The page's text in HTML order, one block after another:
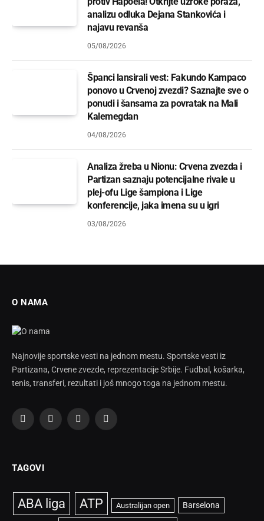
analizu odluka Dejana Stankovića i
najavu revanša
05/08/2026
Španci lansirali vest: Fakundo Kampaco
ponovo u Crvenoj zvezdi? Saznajte sve o
ponudi i šansama za povratak na Mali
Kalemegdan
04/08/2026
Analiza žreba u Nionu: Crvena zvezda i
Partizan saznaju potencijalne rivale u
plej-ofu Lige šampiona i Lige
konferencije, jaka imena su u igri
03/08/2026
O NAMA
Najnovije sportske vesti na jednom mestu. Sportske vesti iz
Partizana, Crvene zvezde, reprezentacije Srbije. Fudbal, košarka,
tenis, transferi, rezultati i još mnogo toga na jednom mestu.
Facebook
X
InstagramTikTok
TAGOVI
ABA liga ATP Australijan open Barselona